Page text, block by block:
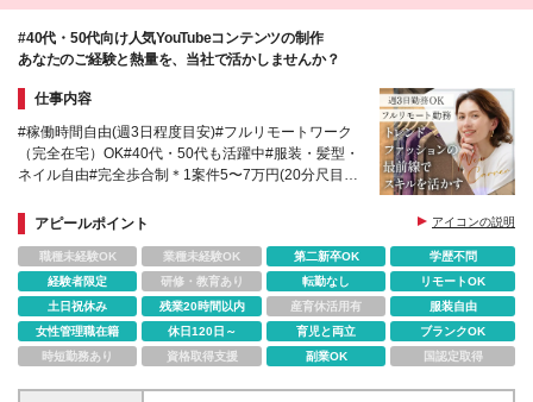
#40代・50代向け人気YouTubeコンテンツの制作
あなたのご経験と熱量を、当社で活かしませんか？
仕事内容
#稼働時間自由(週3日程度目安)#フルリモートワーク
（完全在宅）OK#40代・50代も活躍中#服装・髪型・
ネイル自由#完全歩合制＊1案件5〜7万円(20分尺目
アピールポイント
アイコンの説明
職種未経験OK 業種未経験OK 第二新卒OK
学歴不問
経験者限定
研修・教育あり 転勤なし
リモートOK
土日祝休み
残業20時間以内 産育休活用有
服装自由
女性管理職在籍
休日120日～ 育児と両立
ブランクOK
時短勤務あり
資格取得支援 副業OK 国認定取得